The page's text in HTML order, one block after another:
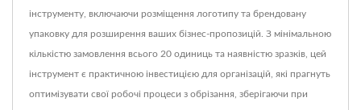
інструменту, включаючи розміщення логотипу та брендовану
упаковку для розширення ваших бізнес-пропозицій. З мінімальною
кількістю замовлення всього 20 одиниць та наявністю зразків, цей
інструмент є практичною інвестицією для організацій, які прагнуть
оптимізувати свої робочі процеси з обрізання, зберігаючи при